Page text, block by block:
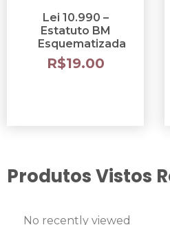
Lei 10.990 –
Estatuto BM
Esquematizada
R$19.00
Produtos Vistos
No recently viewed